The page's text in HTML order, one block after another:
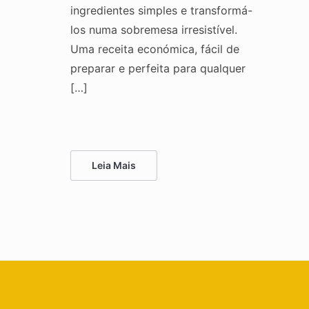
ingredientes simples e transformá-
los numa sobremesa irresistível.
Uma receita económica, fácil de
preparar e perfeita para qualquer
[…]
Leia Mais